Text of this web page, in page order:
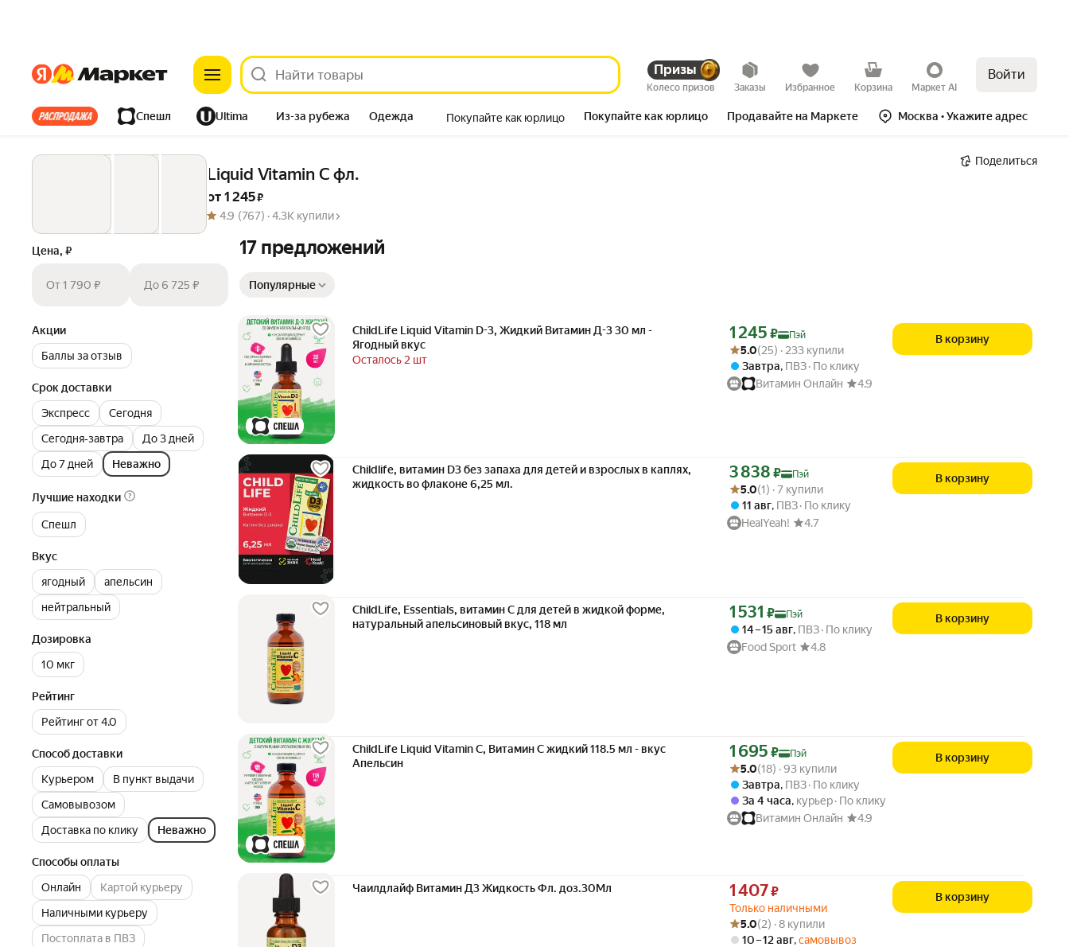
ЯндексЯндекс Призы
Колесо призов Заказы Избранное Корзина Маркет AI
Войти
Все хиты Спешл Ultima Из-за рубежа Одежда
Дом Ремонт Детям Красота
Покупайте как юрлицо Покупайте как юрлицо Продавайте на Маркете Москва • Укажите адрес
Liquid Vitamin C фл.
от 1 245 ₽
4.9 (767) ·4.3K купили
Поделиться
Цена, ₽
От 1 790 ₽ До 6 725 ₽
Акции
Баллы за отзыв
Срок доставки
Экспресс
Сегодня
Сегодня‐завтра
До 3 дней
До 7 дней
Неважно
Лучшие находки
Спешл
Вкус
ягодный
апельсин
нейтральный
Дозировка
10 мкг
Рейтинг
Рейтинг от 4.0
Способ доставки
Курьером
В пункт выдачи
Самовывозом
Доставка по клику
Неважно
Способы оплаты
Онлайн
Картой курьеру
Наличными курьеру
Постоплата в ПВЗ
17 предложений
Популярные
ChildLife Liquid Vitamin D-3, Жидкий Витамин Д-3 30 мл -
Ягодный вкус
Осталось 2 шт
Цена с картой Яндекс Пэй 1245 ₽ вместо
1 245 ₽
Пэй
Рейтинг товара: 5.0 из 5
Оценок: (25) · 233 купили
5.0(25) · 233 купили
Завтра, ПВЗ По клику
Витамин Онлайн
4.9
В корзину
Childlife, витамин D3 без запаха для детей и взрослых в каплях,
жидкость во флаконе 6,25 мл.
Цена с картой Яндекс Пэй 3838 ₽ вместо
3 838 ₽
Пэй
Рейтинг товара: 5.0 из 5
Оценок: (1) · 7 купили
5.0(1) · 7 купили
11 авг, ПВЗ По клику
HealYeah!
4.7
В корзину
ChildLife, Essentials, витамин C для детей в жидкой форме,
натуральный апельсиновый вкус, 118 мл
Цена с картой Яндекс Пэй 1531 ₽ вместо
1 531 ₽ Пэй
14 – 15 авг, ПВЗ По клику
Food Sport
4.8
В корзину
ChildLife Liquid Vitamin C, Витамин С жидкий 118.5 мл - вкус
Апельсин
Цена с картой Яндекс Пэй 1695 ₽ вместо
1 695 ₽
Пэй
Рейтинг товара: 5.0 из 5
Оценок: (18) · 93 купили
5.0(18) · 93 купили
Завтра, ПВЗ По клику
За 4 часа, курьер По клику
Витамин Онлайн
4.9
В корзину
Чаилдлайф Витамин Д3 Жидкость Фл. доз.30Мл Цена 1407 ₽ вместо
1 407₽
Только наличными
Рейтинг товара: 5.0 из 5
Оценок: (2) · 8 купили
5.0(2) · 8 купили
10 – 12 авг,самовывоз
В корзину